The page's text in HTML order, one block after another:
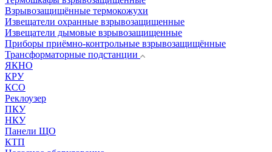
Взрывозащищённые термокожухи
Извещатели охранные взрывозащищенные
Извещатели дымовые взрывозащищенные
Приборы приёмно-контрольные взрывозащищённые
Трансформаторные подстанции
ЯКНО
КРУ
КСО
Реклоузер
ПКУ
НКУ
Панели ЩО
КТП